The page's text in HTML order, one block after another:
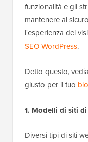
funzionalità e gli
mantenere al
l'esperienza dei
SEO WordPress.
Detto questo,
giusto per il tuo
1. Modelli di siti
Diversi tipi di siti